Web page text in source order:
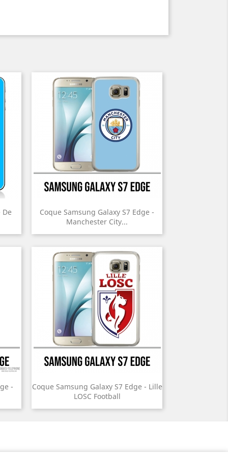
De
Coque Samsung Galaxy S7 Edge -
Manchester City...
-
Coque Samsung Galaxy S7 Edge - Lille
LOSC Football